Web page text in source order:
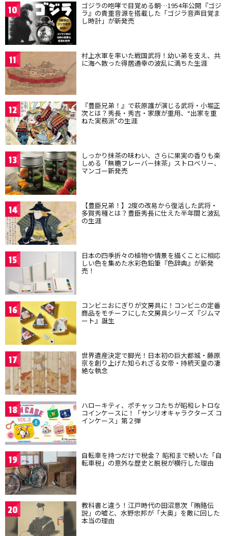
10 ゴジラの咆哮で目覚める朝…1954年公開『ゴジ
ラ』の貴重音源を搭載した「ゴジラ音声目覚ま
し時計」が新発売
11 村上水軍を率いた戦国武将！幼い弟を支え、共
に海へ散った得居通幸の波乱に満ちた生涯
12 『豊臣兄弟！』で萩原護が演じる武将・小堀正
次とは？秀長・秀吉・家康が重用、“出家を重
ねた実務派”の生涯
13 しっかり抹茶の味わい、さらに果実の香りも楽
しめる「無糖フレーバー抹茶」ストロベリー、
マンゴー新発売
14 【豊臣兄弟！】2度の改易から復活した武将・
多賀秀種とは？豊臣秀長に仕えた半年間と波乱
の生涯
15 日本の四季折々の植物や情景を描くことに相応
しい色を集めた水彩色鉛筆『色辞典』が新発
売！
16 コンビニおにぎりが文房具に！コンビニの定番
商品をモチーフにした文房具シリーズ『ジムマ
ート』誕生
17 世界遺産決定で脚光！日本初の巨大都城・藤原
京を創り上げた知られざる女帝・持統天皇の凄
絶な執念
18 ハローキティ、ポチャッコたちが昭和レトロな
コインケースに！「サンリオキャラクターズ コ
インケース」第２弾
19 自転車を持つだけで税金？ 昭和まで続いた「自
転車税」の意外な歴史と脱税が横行した理由
20 教科書と違う！江戸時代の田沼意次「賄賂伝
説」の嘘と、水野忠邦が「大奥」を敵に回した
本当の理由